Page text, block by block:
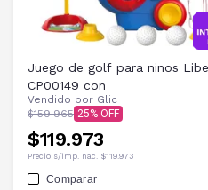
Juego de golf para ninos
CP00149 con
Vendido por Glic
$159.965 25
$119.973
Precio s/imp. nac. $119.973
Comparar